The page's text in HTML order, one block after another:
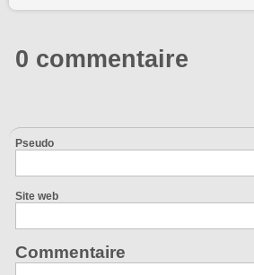
0 commentaire
Pseudo
Site web
Commentaire